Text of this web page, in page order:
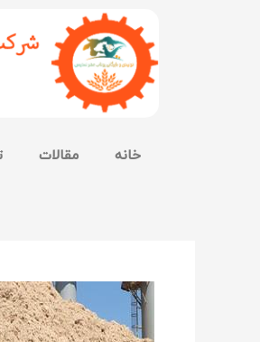
خانه مقالات